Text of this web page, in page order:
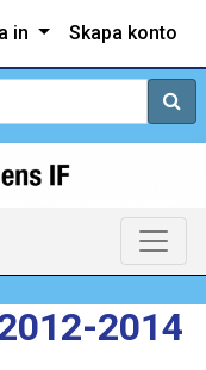
in Skapa konto
Sök
2014